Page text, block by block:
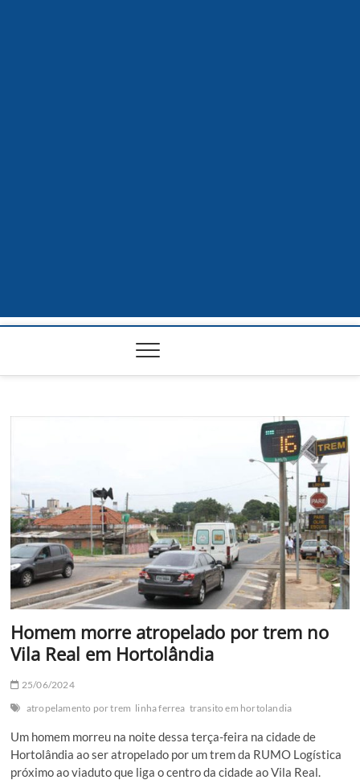
Homem morre atropelado por trem no
Vila Real em Hortolândia
25/06/2024
atropelamento por trem linha ferrea transito em hortolandia
Um homem morreu na noite dessa terça-feira na cidade de
Hortolândia ao ser atropelado por um trem da RUMO Logística
próximo ao viaduto que liga o centro da cidade ao Vila Real.